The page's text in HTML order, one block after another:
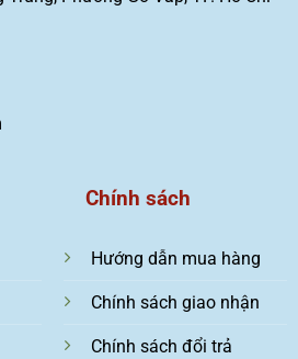
Chính sách
Hướng dẫn mua hàng
Chính sách giao nhận
Chính sách đổi trả